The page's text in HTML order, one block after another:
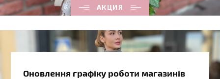
АКЦИЯ
Оновлення графіку роботи магазинів